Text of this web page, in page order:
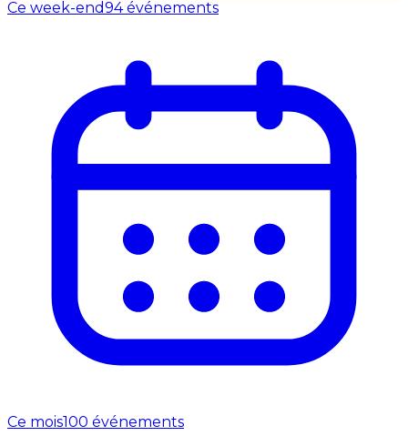
Ce week-end94 événements
Ce mois100 événements